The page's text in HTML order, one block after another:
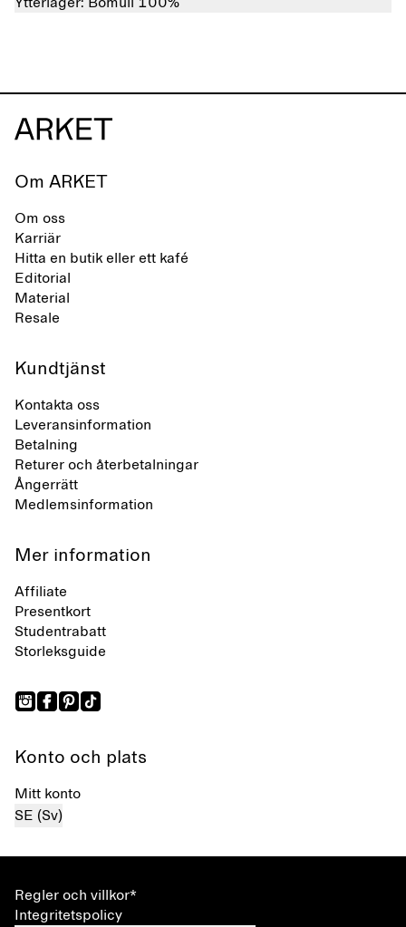
Om ARKET
Om oss
Karriär
Hitta en butik eller ett kafé
Editorial
Material
Resale
Kundtjänst
Kontakta oss
Leveransinformation
Betalning
Returer och återbetalningar
Ångerrätt
Medlemsinformation
Mer information
Affiliate
Presentkort
Studentrabatt
Storleksguide
Konto och plats
Mitt konto
SE (Sv)
Regler och villkor*
Integritetspolicy